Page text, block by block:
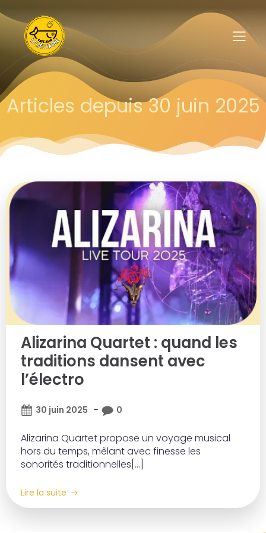
Articles depuis 30 juin 2025
Alizarina Quartet : quand les
traditions dansent avec
l’électro
30 juin 2025 - 0
Alizarina Quartet propose un voyage musical
hors du temps, mêlant avec finesse les
sonorités traditionnelles[…]
Lire la suite